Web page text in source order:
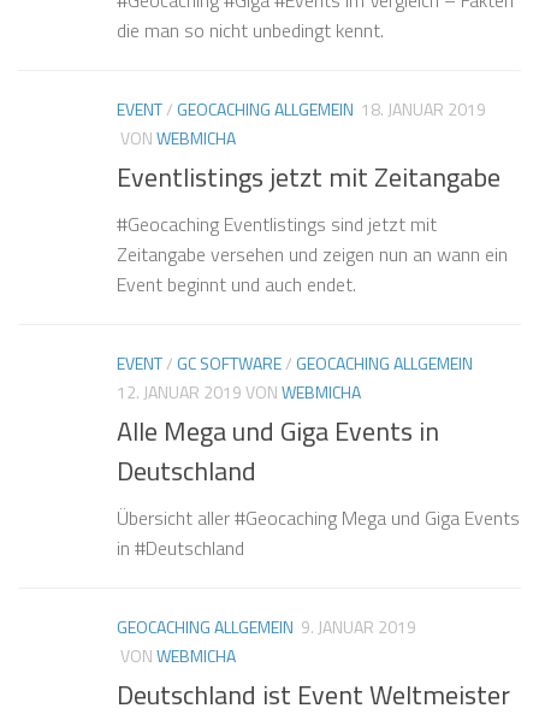
die man so nicht unbedingt kennt.
EVENT/ GEOCACHING ALLGEMEIN 18. JANUAR 2019
VONWEBMICHA
Eventlistings jetzt mit Zeitangabe
#Geocaching Eventlistings sind jetzt mit
Zeitangabe versehen und zeigen nun an wann ein
Event beginnt und auch endet.
EVENT/ GC SOFTWARE/ GEOCACHING ALLGEMEIN
12. JANUAR 2019VONWEBMICHA
Alle Mega und Giga Events in
Deutschland
Übersicht aller #Geocaching Mega und Giga Events
in #Deutschland
GEOCACHING ALLGEMEIN 9. JANUAR 2019
VONWEBMICHA
Deutschland ist Event Weltmeister